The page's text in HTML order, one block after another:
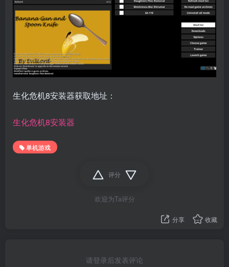
生化危机8安装器获取地址：
生化危机8安装器
单机游戏
评分
欢迎为Ta评分
分享 收藏
请登录后发表评论